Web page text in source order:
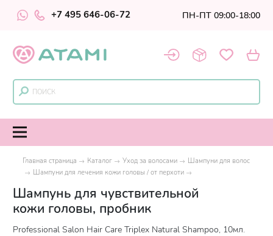
+7 495 646-06-72 ПН-ПТ 09:00-18:00
Главная страница Каталог Уход за волосами
Шампуни для волос
Шампуни для лечения кожи головы / от перхоти
Шампунь для чувствительной
кожи головы, пробник
Professional Salon Hair Care Triplex Natural Shampoo, 10мл.